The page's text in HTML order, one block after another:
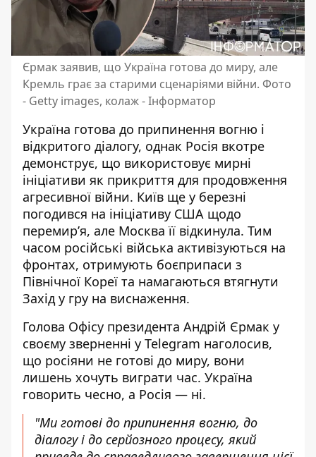
Єрмак заявив, що Україна готова до миру, але
Кремль грає за старими сценаріями війни. Фото
- Getty images, колаж - Інформатор
Україна готова до припинення вогню і
відкритого діалогу, однак Росія вкотре
демонструє, що використовує мирні
ініціативи як прикриття для продовження
агресивної війни. Київ ще у березні
погодився на ініціативу США щодо
перемир’я, але Москва її відкинула. Тим
часом російські війська активізуються на
фронтах, отримують боєприпаси з
Північної Кореї та намагаються втягнути
Захід у гру на виснаження.
Голова Офісу президента Андрій Єрмак у
своєму зверненні у Telegram наголосив,
що росіяни не готові до миру, вони
лишень хочуть виграти час. Україна
говорить чесно, а Росія — ні.
"Ми готові до припинення вогню, до
діалогу і до серйозного процесу, який